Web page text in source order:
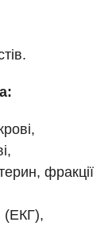
фракції
(ЕКГ),